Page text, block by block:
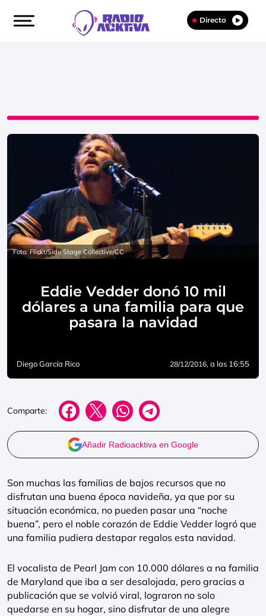
Directo
Foto: Flickr/Side Stage Collective/CC
Eddie Vedder donó 10 mil
dólares a una familia para que
pasara la navidad
Diego García Rico 28/12/2016, a las 16:55
Comparte:
Añadir Radioacktiva en Google
Son muchas las familias de bajos recursos que no
disfrutan una buena época navideña, ya que por su
situación económica, no pueden pasar una “noche
buena”, pero el noble corazón de Eddie Vedder logró que
una familia pudiera destapar regalos esta navidad.
El vocalista de Pearl Jam con 10.000 dólares a na familia
de Maryland que iba a ser desalojada, pero gracias a
publicación que se volvió viral, lograron no solo
quedarse en su hogar, sino disfrutar de una alegre